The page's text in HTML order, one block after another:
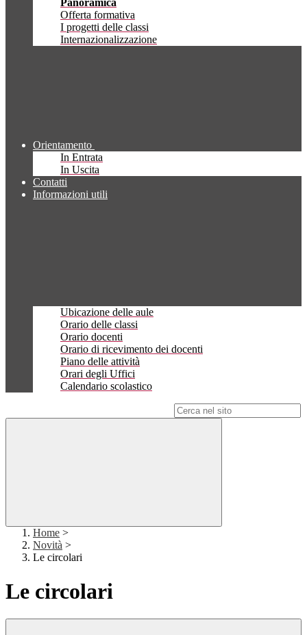
Panoramica
Offerta formativa
I progetti delle classi
Internazionalizzazione
Orientamento
In Entrata
In Uscita
Contatti
Informazioni utili
Ubicazione delle aule
Orario delle classi
Orario docenti
Orario di ricevimento dei docenti
Piano delle attività
Orari degli Uffici
Calendario scolastico
Home >
Novità >
Le circolari
Le circolari